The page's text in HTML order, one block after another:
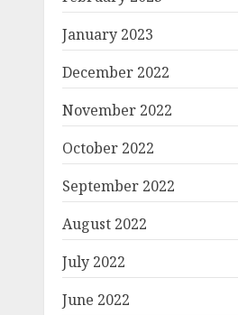
January 2023
December 2022
November 2022
October 2022
September 2022
August 2022
July 2022
June 2022